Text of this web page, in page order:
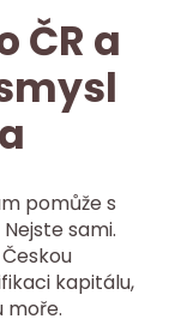
ČR a
pomůže s
sami.
kapitálu,
moře.